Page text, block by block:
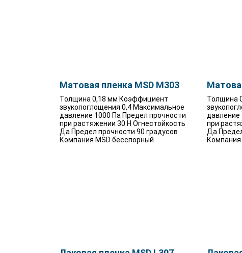
Матовая пленка MSD M303
Толщина 0,18 мм Коэффициент
звукопоглощения 0,4 Максимальное
давление 1000 Па Предел прочности
при растяжении 30 Н Огнестойкость
Да Предел прочности 90 градусов
Компания MSD бесспорный
Толщина
давление
при
Да